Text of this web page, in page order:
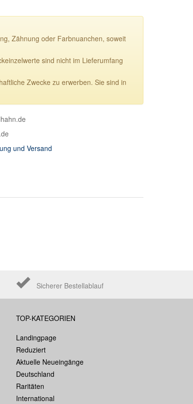
Zähnung oder Farbnuanchen, soweit
sind nicht im Lieferumfang
Zwecke zu erwerben. Sie sind in
und Versand
Sicherer Bestellablauf
TOP-KATEGORIEN
Landingpage
Reduziert
Aktuelle Neueingänge
Deutschland
Raritäten
International